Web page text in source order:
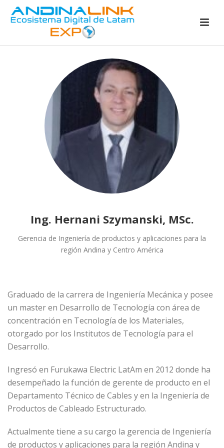
Ing. Hernani Szymanski, MSc.
Gerencia de Ingeniería de productos y aplicaciones para la
región Andina y Centro América
Graduado de la carrera de Ingeniería Mecánica y posee
un master en Desarrollo de Tecnología con área de
concentración en Tecnología de los Materiales,
otorgado por los Institutos de Tecnología para el
Desarrollo.
Ingresó en Furukawa Electric LatAm en 2012 donde ha
desempeñado la función de gerente de producto en el
Departamento Técnico de Cables y en la Ingeniería de
Productos de Cableado Estructurado.
Actualmente tiene a su cargo la gerencia de Ingeniería
de productos y aplicaciones para la región Andina y